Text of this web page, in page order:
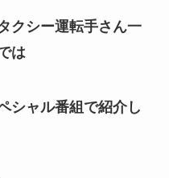
クシー運転手さん一
は
シャル番組で紹介し